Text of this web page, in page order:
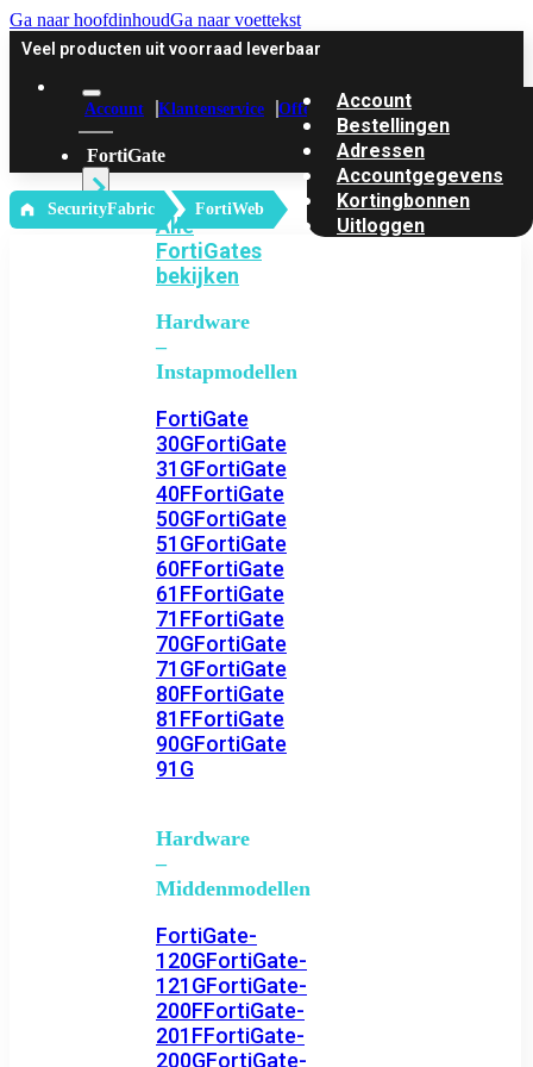
Ga naar hoofdinhoudGa naar voettekst
Veel producten uit voorraad leverbaar
Account Klantenservice Offerte
FortiGate
Alle
FortiGates
bekijken
Hardware
–
Instapmodellen
FortiGate
30GFortiGate
31GFortiGate
40FFortiGate
50GFortiGate
51GFortiGate
60FFortiGate
61FFortiGate
71FFortiGate
70GFortiGate
71GFortiGate
80FFortiGate
81FFortiGate
90GFortiGate
91G
Hardware
–
Middenmodellen
FortiGate-
120GFortiGate-
121GFortiGate-
200FFortiGate-
201FFortiGate-
200GFortiGate-
Account
Bestellingen
Adressen
Accountgegevens
Kortingbonnen
Uitloggen
‎ SecurityFabric FortiWeb